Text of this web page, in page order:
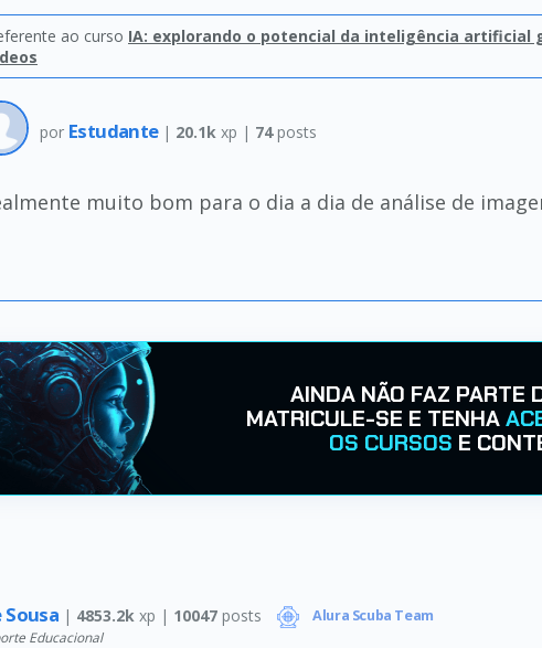
ao curso IA: explorando o potencial da inteligência artificial
por Estudante | 20.1k xp | 74posts
muito bom para o dia a dia de análise de
AINDA NÃO FAZ PARTE
MATRICULE-SE E TENHA
OS CURSOS E
Sousa | 4853.2k xp | 10047posts Alura Scuba Team
Educacional